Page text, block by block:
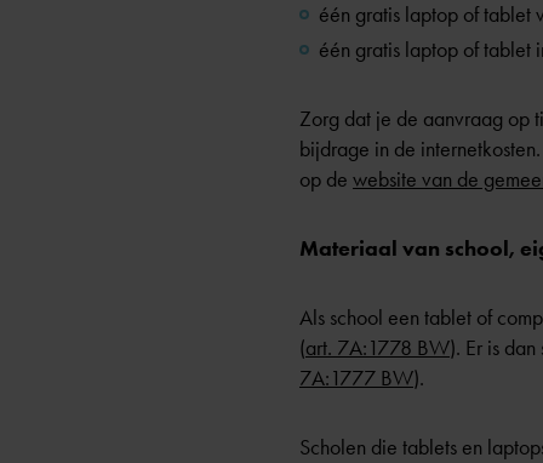
één gratis laptop of tablet
één gratis laptop of tablet
Zorg dat je de aanvraag op
bijdrage in de
op de website van de
Materiaal van school,
Als school een tablet of
(art. 7A:1778 BW). Er is
7A:1777 BW).
Scholen die tablets en